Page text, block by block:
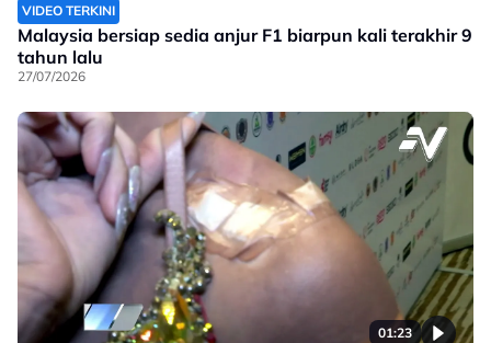
VIDEO TERKINI
Malaysia bersiap sedia anjur F1 biarpun kali terakhir 9
tahun lalu
27/07/2026
01:23